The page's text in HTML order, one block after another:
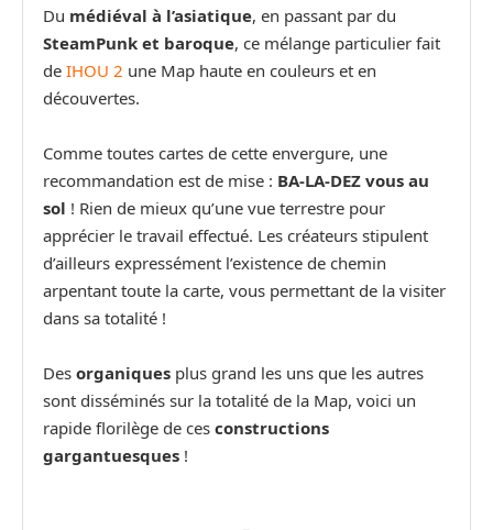
Du médiéval à l’asiatique, en passant par du
SteamPunk et baroque, ce mélange particulier fait
de IHOU 2 une Map haute en couleurs et en
découvertes.
Comme toutes cartes de cette envergure, une
recommandation est de mise : BA-LA-DEZ vous au
sol ! Rien de mieux qu’une vue terrestre pour
apprécier le travail effectué. Les créateurs stipulent
d’ailleurs expressément l’existence de chemin
arpentant toute la carte, vous permettant de la visiter
dans sa totalité !
Des organiques plus grand les uns que les autres
sont disséminés sur la totalité de la Map, voici un
rapide florilège de ces constructions
gargantuesques !